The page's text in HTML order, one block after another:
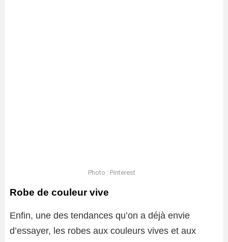
Photo : Pinterest
Robe de couleur vive
Enfin, une des tendances qu’on a déjà envie
d’essayer, les robes aux couleurs vives et aux